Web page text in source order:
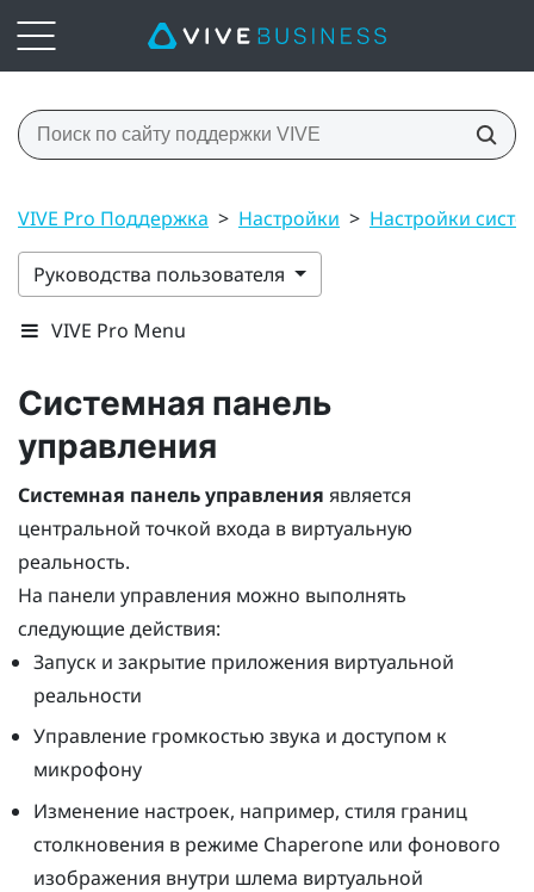
VIVE Pro Поддержка > Настройки > Настройки
Руководства пользователя
VIVE Pro Menu
Системная панель
управления
Системная панель управления является
центральной точкой входа в виртуальную
реальность.
На панели управления можно выполнять
следующие действия:
Запуск и закрытие приложения виртуальной
реальности
Управление громкостью звука и доступом к
микрофону
Изменение настроек, например, стиля границ
столкновения в режиме Chaperoneили фонового
изображения внутри шлема виртуальной